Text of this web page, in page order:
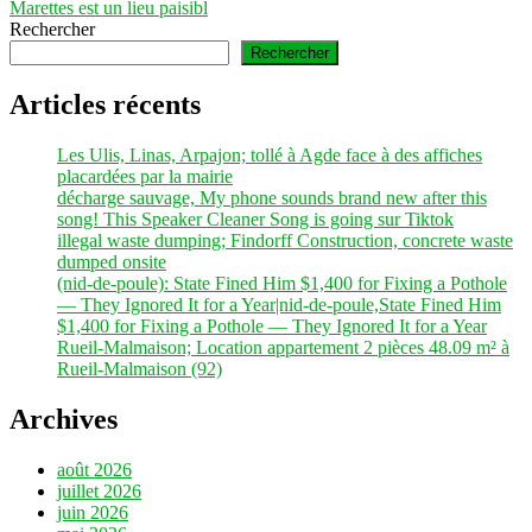
Marettes est un lieu paisibl
Rechercher
Rechercher
Articles récents
Les Ulis, Linas, Arpajon; tollé à Agde face à des affiches
placardées par la mairie
décharge sauvage, My phone sounds brand new after this
song! This Speaker Cleaner Song is going sur Tiktok
illegal waste dumping; Findorff Construction, concrete waste
dumped onsite
(nid-de-poule): State Fined Him $1,400 for Fixing a Pothole
— They Ignored It for a Year|nid-de-poule,State Fined Him
$1,400 for Fixing a Pothole — They Ignored It for a Year
Rueil-Malmaison; Location appartement 2 pièces 48.09 m² à
Rueil-Malmaison (92)
Archives
août 2026
juillet 2026
juin 2026